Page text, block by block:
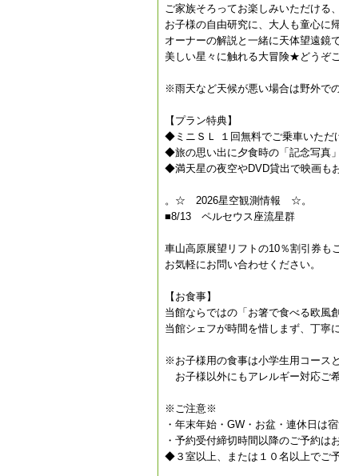
ご家族そろってお楽しみいただける
お子様の自由研究に、大人も童心に
オーナーの解説と一緒に天体望遠鏡
美しい星々に触れる大冒険★どうぞ
※雨天など天候が悪い場合は野外で
【プラン特典】
◆ミニＳＬ １回無料でご乗車いただ
◆旅の思い出に夕食時の「記念写真
◆満天星の夜空やDVD貸出で映画も
。☆ 2026星空観測情報 ☆。
■8/13 ペルセウス座流星群
車山高原展望リフトの10％割引券も
お気軽にお問い合わせください。
【お食事】
当館ならではの「お箸で食べる欧風
当館シェフが時間を惜しまず、丁寧
※お子様用の食事は小学生用コース
お子様以外にもアレルギー対応ご
※ご注意※
・年末年始・GW・お盆・連休日は
・予約受付締切時間以降のご予約は
◆３室以上、または１０名以上でご